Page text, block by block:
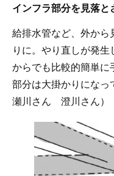
インフラ部分を見落と
給排水管など、外から
りに。やり直しが発
からでも比較的簡単に
部分は大掛かりにな
瀬川さん 澄川さん）